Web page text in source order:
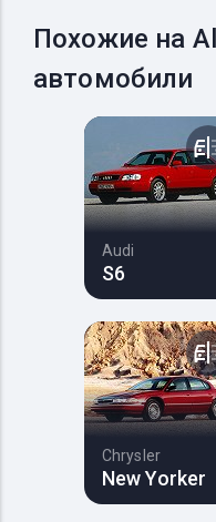
Похожие на
автомобили
Audi
S6
Chrysler
New Yorker